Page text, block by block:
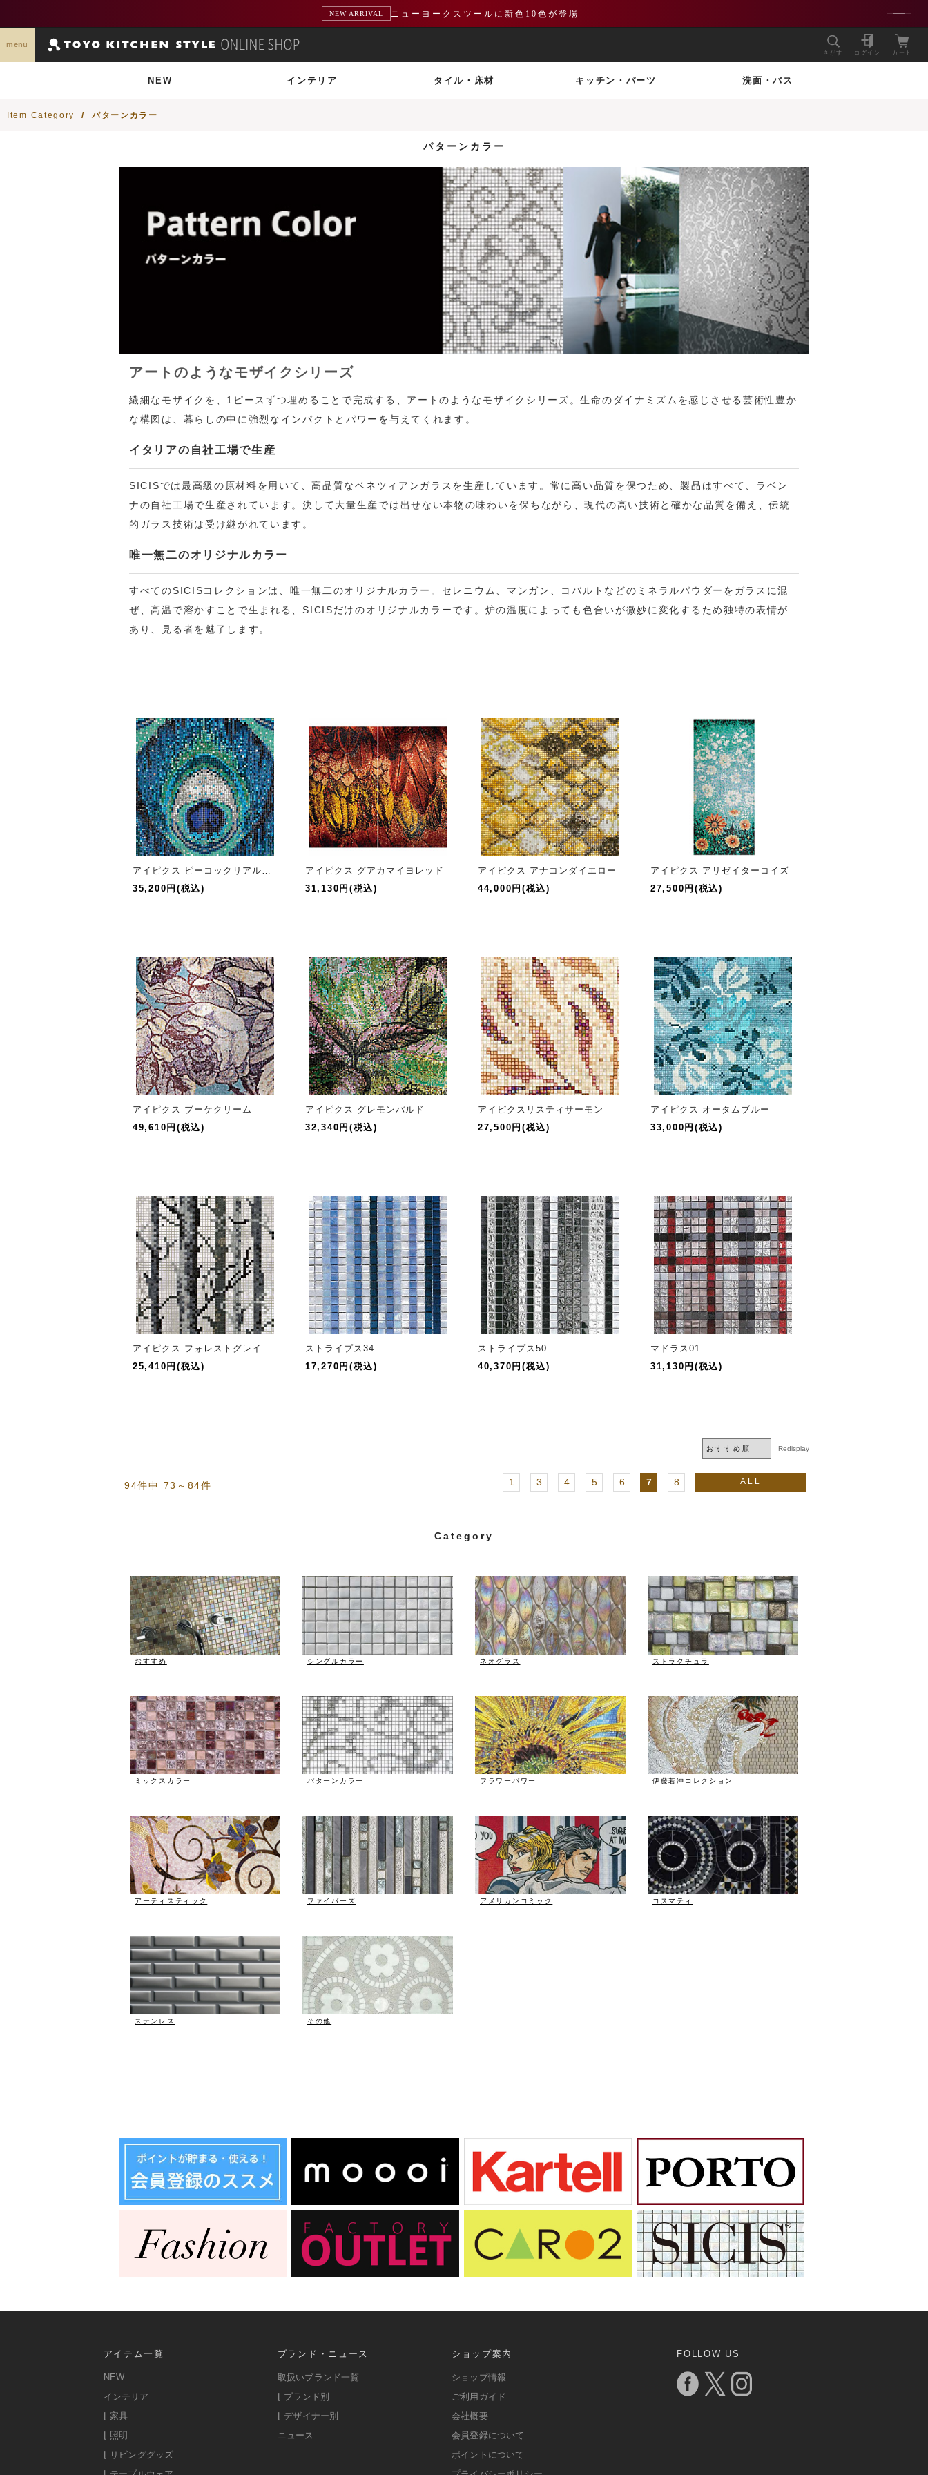
NEW ARRIVAL ニューヨークスツールに新色10色が登場
menu
さがす ログイン カート
NEW インテリア タイル・床材 キッチン・パーツ 洗面・バス
Item Category / パターンカラー
パターンカラー
アートのようなモザイクシリーズ
繊細なモザイクを、1ピースずつ埋めることで完成する、アートのようなモザイクシリーズ。生命のダイナミズムを感じさせる芸術性豊か
な構図は、暮らしの中に強烈なインパクトとパワーを与えてくれます。
イタリアの自社工場で生産
SICISでは最高級の原材料を用いて、高品質なベネツィアンガラスを生産しています。常に高い品質を保つため、製品はすべて、ラベン
ナの自社工場で生産されています。決して大量生産では出せない本物の味わいを保ちながら、現代の高い技術と確かな品質を備え、伝統
的ガラス技術は受け継がれています。
唯一無二のオリジナルカラー
すべてのSICISコレクションは、唯一無二のオリジナルカラー。セレニウム、マンガン、コバルトなどのミネラルパウダーをガラスに混
ぜ、高温で溶かすことで生まれる、SICISだけのオリジナルカラーです。炉の温度によっても色合いが微妙に変化するため独特の表情が
あり、見る者を魅了します。
アイピクス ピーコックリアルブルー
35,200円(税込)
アイピクス グアカマイヨレッド
31,130円(税込)
アイピクス アナコンダイエロー
44,000円(税込)
アイピクス アリゼイターコイズ
27,500円(税込)
アイピクス ブーケクリーム
49,610円(税込)
アイピクス グレモンパルド
32,340円(税込)
アイピクスリスティサーモン
27,500円(税込)
アイピクス オータムブルー
33,000円(税込)
アイピクス フォレストグレイ
25,410円(税込)
ストライプス34
17,270円(税込)
ストライプス50
40,370円(税込)
マドラス01
31,130円(税込)
94件中 73～84件 1 3 4 5 6 7 8 ALL
Category
おすすめ シングルカラー ネオグラス ストラクチュラ
ミックスカラー パターンカラー フラワーパワー 伊藤若冲コレクション
アーティスティック ファイバーズ アメリカンコミック コスマティ
ステンレス その他
アイテム一覧
NEW
インテリア
⌊ 家具
⌊ 照明
⌊ リビンググッズ
ブランド・ニュース
取扱いブランド一覧
⌊ ブランド別
⌊ デザイナー別
ニュース
ショップ案内
ショップ情報
ご利用ガイド
会社概要
会員登録について
ポイントについて
FOLLOW US